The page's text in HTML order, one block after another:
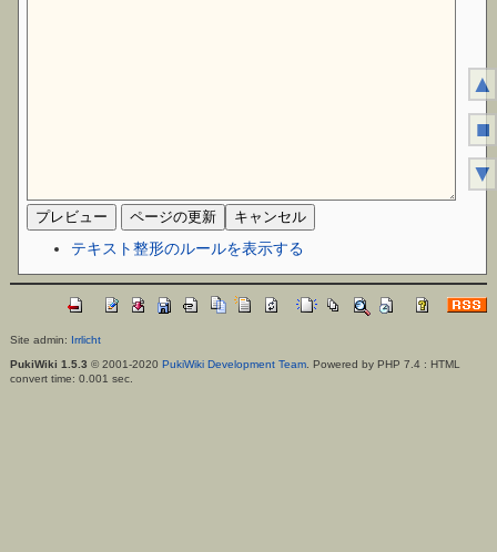
テキスト整形のルールを表示する
Site admin: Irrlicht
PukiWiki 1.5.3 © 2001-2020 PukiWiki Development Team. Powered by PHP 7.4 : HTML
convert time: 0.001 sec.
▲
■
▼